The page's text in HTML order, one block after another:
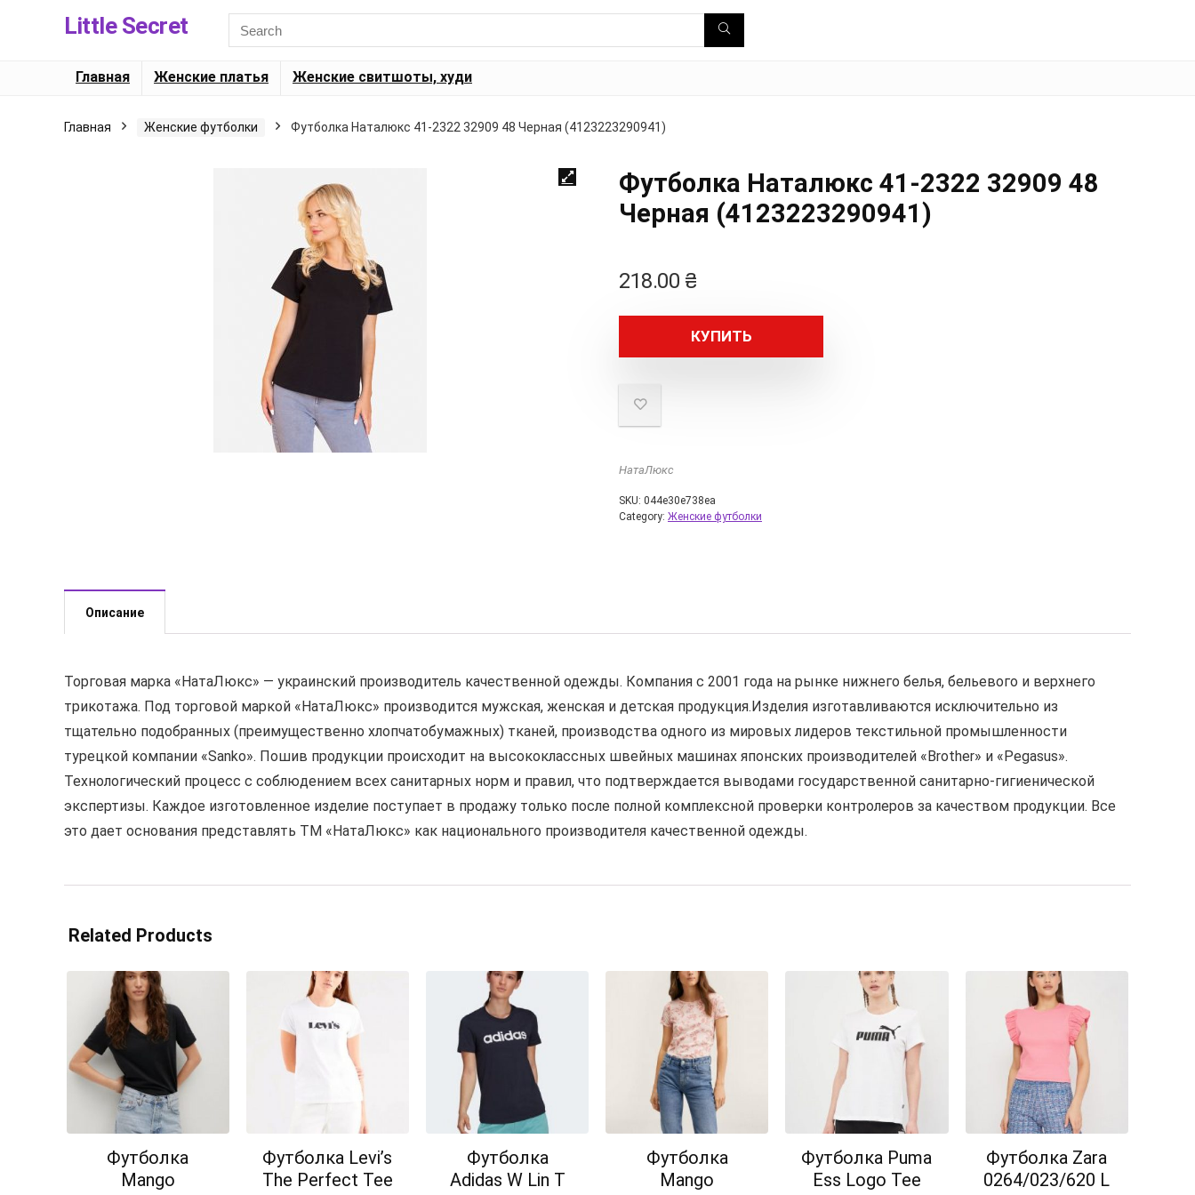
Little Secret
Главная Женские платья Женские свитшоты, худи
Главная Женские футболки Футболка Наталюкс 41-2322 32909 48 Черная (4123223290941)
Футболка Наталюкс 41-2322 32909 48
Черная (4123223290941)
218.00 ₴
КУПИТЬ
НатаЛюкс
SKU: 044e30e738ea
Category: Женские футболки
Описание
Торговая марка «НатаЛюкс» — украинский производитель качественной одежды. Компания с 2001 года на рынке нижнего белья, бельевого и верхнего
трикотажа. Под торговой маркой «НатаЛюкс» производится мужская, женская и детская продукция.Изделия изготавливаются исключительно из
тщательно подобранных (преимущественно хлопчатобумажных) тканей, производства одного из мировых лидеров текстильной промышленности
турецкой компании «Sanko». Пошив продукции происходит на высококлассных швейных машинах японских производителей «Brother» и «Pegasus».
Технологический процесс с соблюдением всех санитарных норм и правил, что подтверждается выводами государственной санитарно-гигиенической
экспертизы. Каждое изготовленное изделие поступает в продажу только после полной комплексной проверки контролеров за качеством продукции. Все
это дает основания представлять ТМ «НатаЛюкс» как национального производителя качественной одежды.
Related Products
Футболка
Mango
Футболка Levi’s
The Perfect Tee
Футболка
Adidas W Lin T
Футболка
Mango
Футболка Puma
Ess Logo Tee
Футболка Zara
0264/023/620 L